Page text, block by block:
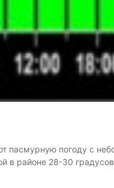
пасмурную погоду с
в районе 28-30